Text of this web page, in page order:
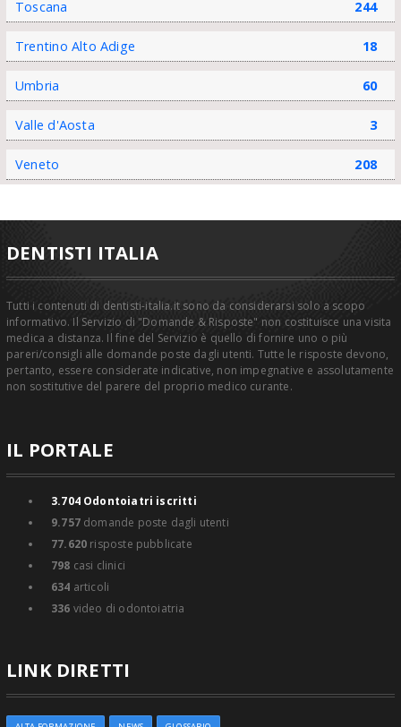
Toscana 244
Trentino Alto Adige 18
Umbria 60
Valle d'Aosta 3
Veneto 208
DENTISTI ITALIA
Tutti i contenuti di dentisti-italia.it sono da considerarsi solo a scopo
informativo. Il Servizio di "Domande & Risposte" non costituisce una visita
medica a distanza. Il fine del Servizio è quello di fornire uno o più
pareri/consigli alle domande poste dagli utenti. Tutte le risposte devono,
pertanto, essere considerate indicative, non impegnative e assolutamente
non sostitutive del parere del proprio medico curante.
IL PORTALE
3.704Odontoiatri iscritti
9.757domande poste dagli utenti
77.620 risposte pubblicate
798 casi clinici
634 articoli
336 video di odontoiatria
LINK DIRETTI